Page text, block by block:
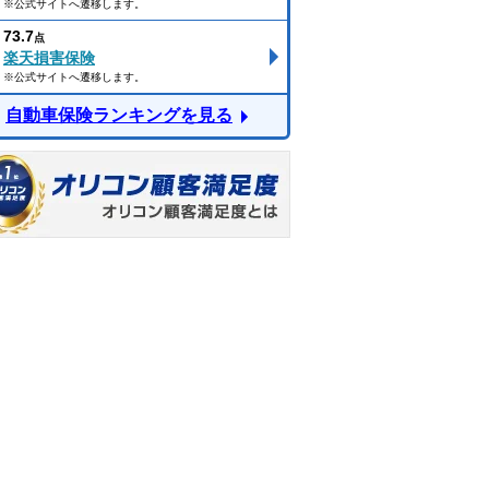
※公式サイトへ遷移します。
73.7点
楽天損害保険
※公式サイトへ遷移します。
自動車保険ランキングを見る